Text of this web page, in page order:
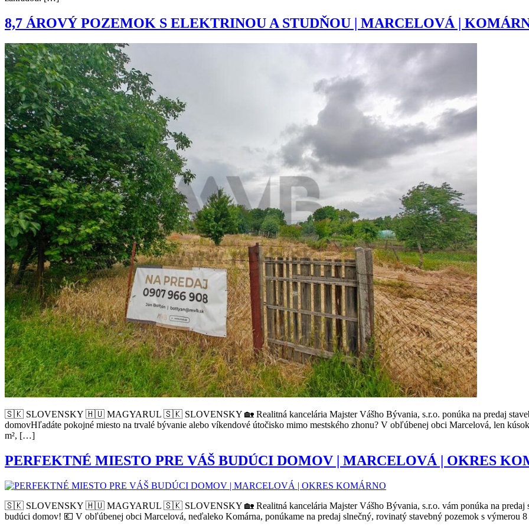
8,7 ÁROVÝ POZEMOK S ELEKTRINOU A STUDŇOU | MARCELOVÁ |
🇸🇰 SLOVENSKY 🇭🇺 MAGYARUL 🇸🇰 SLOVENSKY 🏡 Realitná kancelária Majster Vášho Bývania, s.r.o. ponúka na predaj
domovHľadáte pokojné miesto na trvalé bývanie alebo víkendové útočisko mimo mestského zhonu? V obľúbenej obci Marcelová, len
m², […]
PERFEKTNÉ MIESTO PRE VÁŠ BUDÚCI DOMOV | MARCELOVÁ | OKRES
🇸🇰 SLOVENSKY 🇭🇺 MAGYARUL 🇸🇰 SLOVENSKY 🏡 Realitná kancelária Majster Vášho Bývania, s.r.o. vám ponúka na predaj
budúci domov! 💶 V obľúbenej obci Marcelová, neďaleko Komárna, ponúkame na predaj slnečný, rovinatý stavebný pozemok s